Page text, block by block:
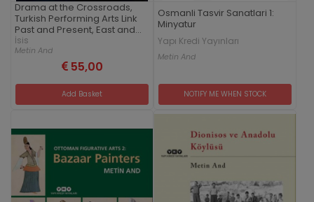
Drama at the Crossroads,
Turkish Performing Arts Link
Past and Present, East and
West
İsis
Metin And
55,00
Add Basket
Osmanli Tasvir Sanatlari 1:
Minyatur
Yapı Kredi Yayınları
Metin And
NOTIFY ME WHEN STOCK